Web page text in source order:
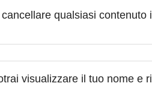
qualsiasi
visualizzare il tuo nome e